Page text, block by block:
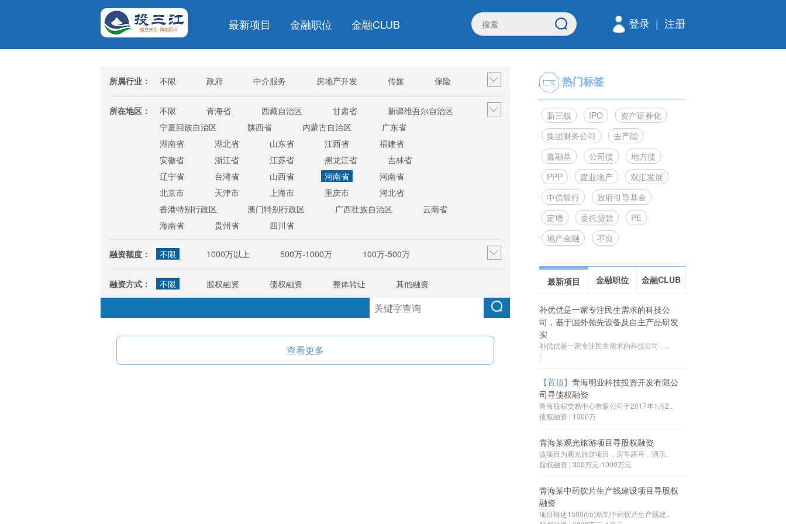
最新项目 金融职位 金融CLUB 登录 | 注册
所属行业： 不限 政府 中介服务 房地产开发 传媒
保险
所在地区：
不限 青海省 西藏自治区 甘肃省
新疆维吾尔自治区
宁夏回族自治区
陕西省 内蒙古自治区
广东省
湖南省
湖北省 山东省 江西省
福建省
安徽省
浙江省 江苏省 黑龙江省
吉林省
辽宁省
台湾省 山西省 河南省
河南省
北京市
天津市 上海市 重庆市
河北省
香港特别行政区
澳门特别行政区 广西壮族自治区
云南省
海南省
贵州省 四川省
融资额度： 不限 1000万以上 500万-1000万
100万-500万
融资方式：
不限 股权融资 债权融资 整体转让 其他融资
查看更多
热门标签
新三板 IPO
资产证券化
集团财务公司
去产能
鑫融基
公司债
地方债
PPP
建业地产
双汇发展
中信银行
政府引导基金
定增
委托贷款
PE
地产金融
不良
最新项目 金融职位 金融CLUB
补优优是一家专注民生需求的科技公
司，基于国外领先设备及自主产品研发
实
补优优是一家专注民生需求的科技公司，..
|
【置顶】 青海明业科技投资开发有限公
司寻债权融资
青海股权交易中心有限公司于2017年1月2..
债权融资 | 1000万
青海某观光旅游项目寻股权融资
该项目为观光旅游项目，房车露营，酒店..
股权融资 | 300万元-1000万元
青海某中药饮片生产线建设项目寻股权
融资
项目概述1500(t/a)精制中药饮片生产线建..